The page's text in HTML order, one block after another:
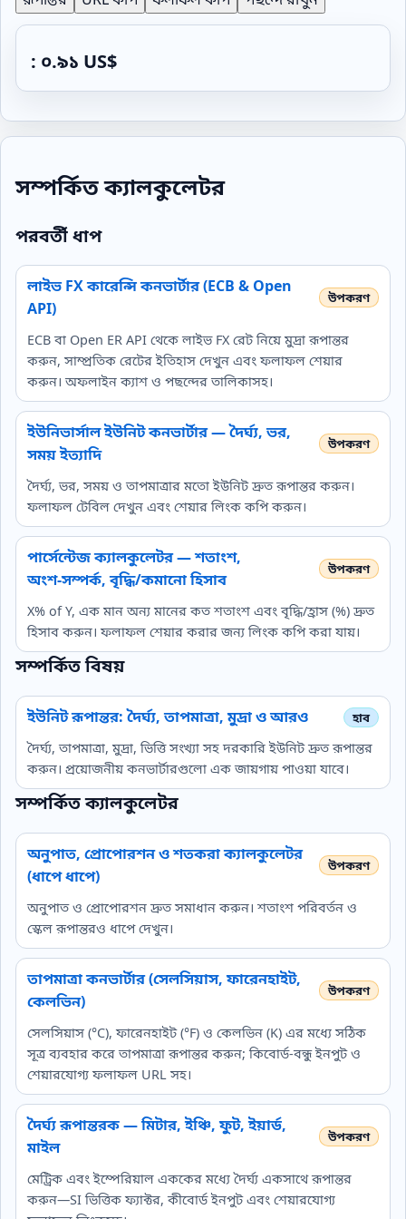
: ০.৯১ US$
সম্পর্কিত ক্যালকুলেটর
পরবর্তী ধাপ
লাইভ FX কারেন্সি কনভার্টার (ECB & Open
API)
ECB বা Open ER API থেকে লাইভ FX রেট নিয়ে মুদ্রা রূপান্তর
করুন, সাম্প্রতিক রেটের ইতিহাস দেখুন এবং ফলাফল শেয়ার
করুন। অফলাইন ক্যাশ ও পছন্দের তালিকাসহ।
ইউনিভার্সাল ইউনিট কনভার্টার — দৈর্ঘ্য, ভর,
সময় ইত্যাদি
দৈর্ঘ্য, ভর, সময় ও তাপমাত্রার মতো ইউনিট দ্রুত রূপান্তর করুন।
ফলাফল টেবিল দেখুন এবং শেয়ার লিংক কপি করুন।
পার্সেন্টেজ ক্যালকুলেটর — শতাংশ,
অংশ‑সম্পর্ক, বৃদ্ধি/কমানো হিসাব
X% of Y, এক মান অন্য মানের কত শতাংশ এবং বৃদ্ধি/হ্রাস (%) দ্রুত
হিসাব করুন। ফলাফল শেয়ার করার জন্য লিংক কপি করা যায়।
সম্পর্কিত বিষয়
ইউনিট রূপান্তর: দৈর্ঘ্য, তাপমাত্রা, মুদ্রা ও আরও
দৈর্ঘ্য, তাপমাত্রা, মুদ্রা, ভিত্তি সংখ্যা সহ দরকারি ইউনিট দ্রুত রূপান্তর
করুন। প্রয়োজনীয় কনভার্টারগুলো এক জায়গায় পাওয়া যাবে।
সম্পর্কিত ক্যালকুলেটর
অনুপাত, প্রোপোরশন ও শতকরা ক্যালকুলেটর
(ধাপে ধাপে)
অনুপাত ও প্রোপোরশন দ্রুত সমাধান করুন। শতাংশ পরিবর্তন ও
স্কেল রূপান্তরও ধাপে দেখুন।
তাপমাত্রা কনভার্টার (সেলসিয়াস, ফারেনহাইট,
কেলভিন)
সেলসিয়াস (°C), ফারেনহাইট (°F) ও কেলভিন (K) এর মধ্যে সঠিক
সূত্র ব্যবহার করে তাপমাত্রা রূপান্তর করুন; কিবোর্ড‑বন্ধু ইনপুট ও
শেয়ারযোগ্য ফলাফল URL সহ।
দৈর্ঘ্য রূপান্তরক — মিটার, ইঞ্চি, ফুট, ইয়ার্ড,
মাইল
মেট্রিক এবং ইম্পেরিয়াল এককের মধ্যে দৈর্ঘ্য একসাথে রূপান্তর
করুন—SI ভিত্তিক ফ্যাক্টর, কীবোর্ড ইনপুট এবং শেয়ারযোগ্য